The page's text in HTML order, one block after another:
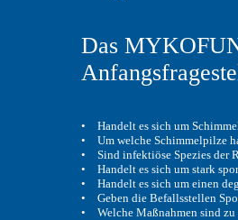
Das
•
Handelt es sich um
•
Um welche Schimmelpilze
•
Sind infektiöse Spezies der
•
Handelt es sich um stark
•
Handelt es sich um einen
•
Geben die Befallsstellen
•
Welche Maßnahmen sind zu